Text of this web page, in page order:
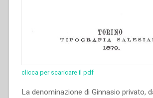
clicca per scaricare il pdf
La denominazione di Ginnasio privato,